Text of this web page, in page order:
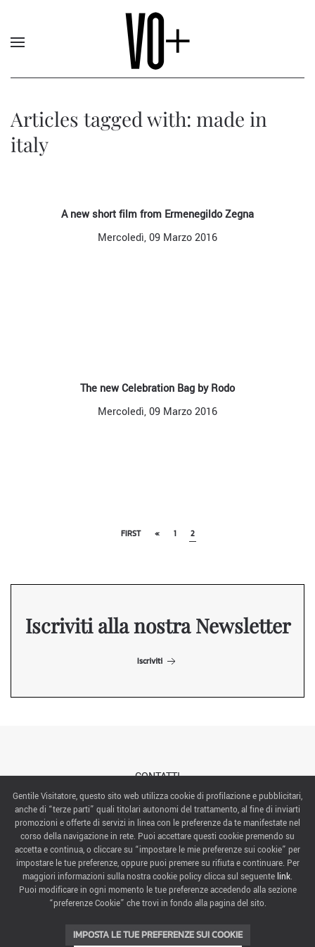
Articles tagged with: made in
italy
A new short film from Ermenegildo Zegna
Mercoledì, 09 Marzo 2016
The new Celebration Bag by Rodo
Mercoledì, 09 Marzo 2016
FIRST « 1 2
Iscriviti alla nostra Newsletter
Iscriviti
CONTATTI
ABOUT US
ITALIAN EXHIBITION GROUP SpA All rights reserved
Via Emilia 155, 47921 Rimini,
CF/PI 00139440408, Registro Imprese: Rimini P.I e n. Reg. Imprese 00139440408, Capitale Sociale
52.214.897 i.v.
Gentile Visitatore, questo sito web utilizza cookie di profilazione e pubblicitari,
anche di “terze parti” quali titolari autonomi del trattamento, al fine di inviarti
promozioni e offerte di servizi in linea con le preferenze da te manifestate nel
corso della navigazione in rete. Puoi accettare questi cookie premendo su
accetta e continua, o cliccare su “impostare le mie preferenze sui cookie” per
impostare le tue preferenze, oppure puoi premere su rifiuta e continuare. Per
maggiori informazioni sulla nostra cookie policy clicca sul seguente link.
Puoi modificare in ogni momento le tue preferenze accedendo alla sezione
“preferenze Cookie” che trovi in fondo alla pagina del sito.
IMPOSTA LE TUE PREFERENZE SUI COOKIE